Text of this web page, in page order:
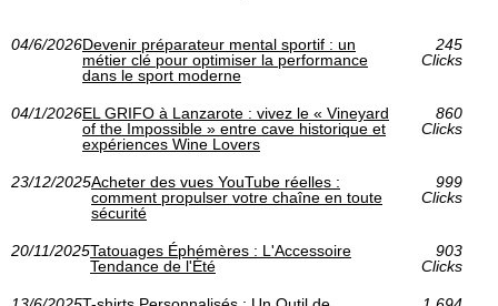
04/6/2026Devenir préparateur mental sportif : un
métier clé pour optimiser la performance
dans le sport moderne
245
Clicks
04/1/2026EL GRIFO à Lanzarote : vivez le « Vineyard
of the Impossible » entre cave historique et
expériences Wine Lovers
860
Clicks
23/12/2025Acheter des vues YouTube réelles :
comment propulser votre chaîne en toute
sécurité
999
Clicks
20/11/2025Tatouages Éphémères : L'Accessoire
Tendance de l'Été
903
Clicks